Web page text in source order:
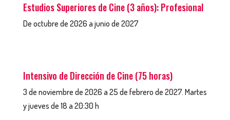
Estudios Superiores de Cine (3 años): Profesional
De octubre de 2026 a junio de 2027
Intensivo de Dirección de Cine (75 horas)
3 de noviembre de 2026 a 25 de febrero de 2027. Martes
y jueves de 18 a 20:30 h